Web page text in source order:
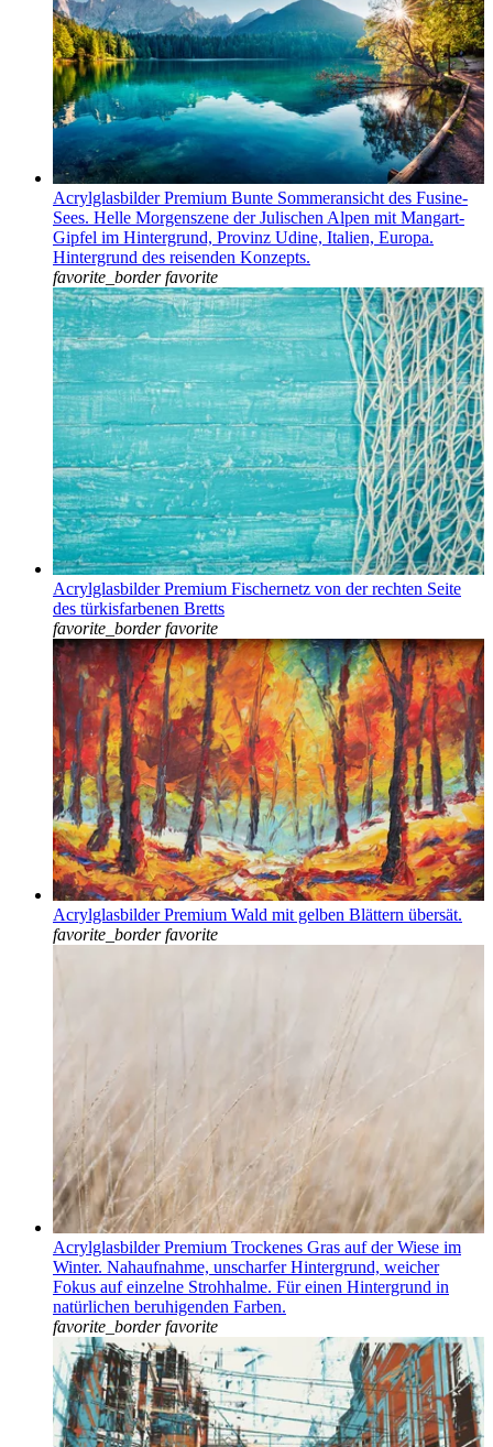
Acrylglasbilder Premium Bunte Sommeransicht des Fusine-
Sees. Helle Morgenszene der Julischen Alpen mit Mangart-
Gipfel im Hintergrund, Provinz Udine, Italien, Europa.
Hintergrund des reisenden Konzepts.
favorite_border favorite
Acrylglasbilder Premium Fischernetz von der rechten Seite
des türkisfarbenen Bretts
favorite_border favorite
Acrylglasbilder Premium Wald mit gelben Blättern übersät.
favorite_border favorite
Acrylglasbilder Premium Trockenes Gras auf der Wiese im
Winter. Nahaufnahme, unscharfer Hintergrund, weicher
Fokus auf einzelne Strohhalme. Für einen Hintergrund in
natürlichen beruhigenden Farben.
favorite_border favorite